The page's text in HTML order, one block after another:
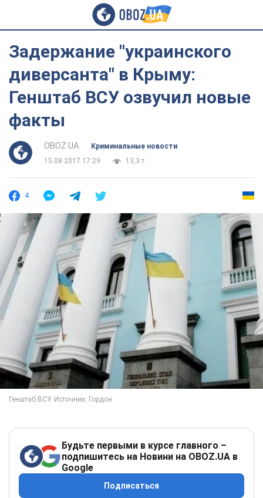
Задержание "украинского
диверсанта" в Крыму:
Генштаб ВСУ озвучил новые
факты
OBOZ.UA
Криминальные новости
15.08.2017 17:29
13,3 т.
4
Будьте первыми в курсе главного –
подпишитесь на Новини на OBOZ.UA в
Google
Подписаться